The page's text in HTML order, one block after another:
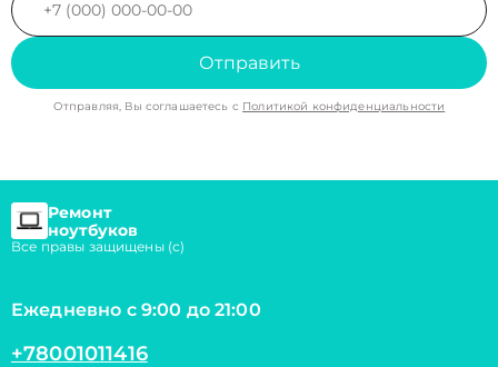
Отправить
Отправляя, Вы соглашаетесь с Политикой конфиденциальности
Ремонт
ноутбуков
Все правы защищены (с)
Ежедневно с 9:00 до 21:00
+78001011416